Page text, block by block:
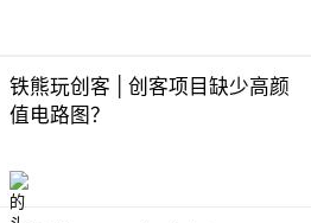
铁熊玩创客 | 创客项目缺少高颜
值电路图？